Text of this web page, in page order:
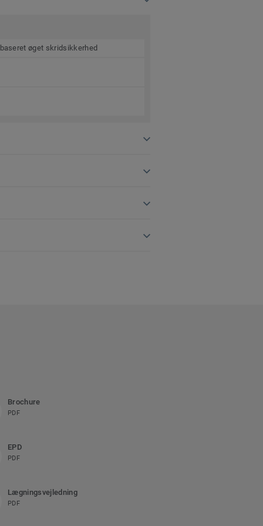
øget skridsikkerhed
Brochure
PDF
EPD
PDF
Lægningsvejledning
PDF